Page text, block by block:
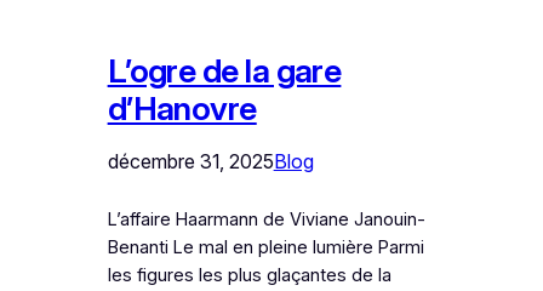
L’ogre de la gare
d’Hanovre
décembre 31, 2025Blog
L’affaire Haarmann de Viviane Janouin-
Benanti Le mal en pleine lumière Parmi
les figures les plus glaçantes de la